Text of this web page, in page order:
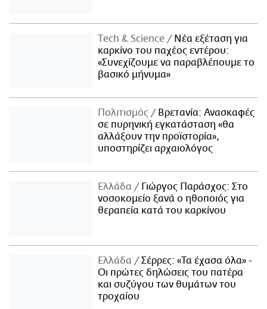
Τech & Science
Νέα εξέταση για
καρκίνο του παχέος εντέρου:
«Συνεχίζουμε να παραβλέπουμε το
βασικό μήνυμα»
Πολιτισμός
Βρετανία: Ανασκαφές
σε πυρηνική εγκατάσταση «θα
αλλάξουν την προϊστορία»,
υποστηρίζει αρχαιολόγος
Ελλάδα
Γιώργος Παράσχος: Στο
νοσοκομείο ξανά ο ηθοποιός για
θεραπεία κατά του καρκίνου
Ελλάδα
Σέρρες: «Τα έχασα όλα» -
Οι πρώτες δηλώσεις του πατέρα
και συζύγου των θυμάτων του
τροχαίου